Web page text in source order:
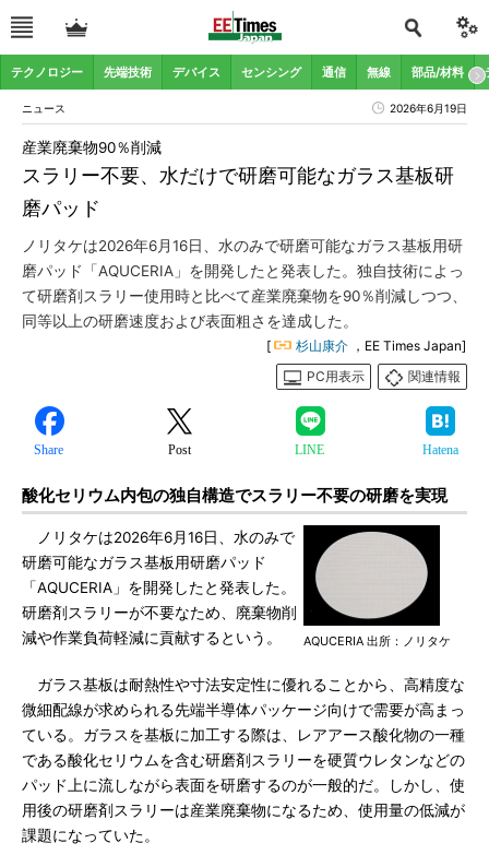
テクノロジー 先端技術 デバイス センシング 通信 無線 部品/材料
ニュース 2026年6月19日
スラリー不要、水だけで研磨可能なガラス基板研
磨パッド
産業廃棄物90％削減
ノリタケは2026年6月16日、水のみで研磨可能なガラス基板用研
磨パッド「AQUCERIA」を開発したと発表した。独自技術によっ
て研磨剤スラリー使用時と比べて産業廃棄物を90％削減しつつ、
同等以上の研磨速度および表面粗さを達成した。
[ 杉山康介 ，EE Times Japan]
PC用表示
関連情報
Share Post LINE Hatena
酸化セリウム内包の独自構造でスラリー不要の研磨を実現
AQUCERIA 出所：ノリタケ
ノリタケは2026年6月16日、水のみで
研磨可能なガラス基板用研磨パッド
「AQUCERIA」を開発したと発表した。
研磨剤スラリーが不要なため、廃棄物削
減や作業負荷軽減に貢献するという。
ガラス基板は耐熱性や寸法安定性に優れることから、高精度な
微細配線が求められる先端半導体パッケージ向けで需要が高まっ
ている。ガラスを基板に加工する際は、レアアース酸化物の一種
である酸化セリウムを含む研磨剤スラリーを硬質ウレタンなどの
パッド上に流しながら表面を研磨するのが一般的だ。しかし、使
用後の研磨剤スラリーは産業廃棄物になるため、使用量の低減が
課題になっていた。